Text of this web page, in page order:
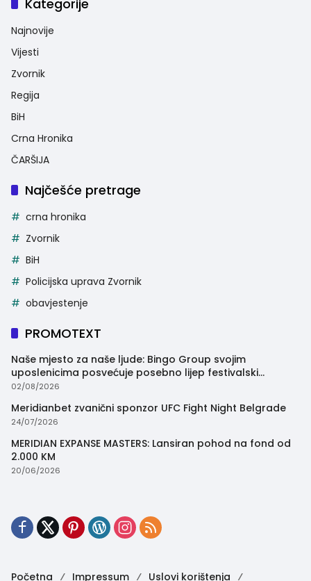
Kategorije
Najnovije
Vijesti
Zvornik
Regija
BiH
Crna Hronika
ČARŠIJA
Najčešće pretrage
crna hronika
Zvornik
BiH
Policijska uprava Zvornik
obavjestenje
PROMOTEXT
Naše mjesto za naše ljude: Bingo Group svojim
uposlenicima posvećuje posebno lijep festivalski
trenutak
02/08/2026
Meridianbet zvanični sponzor UFC Fight Night Belgrade
24/07/2026
MERIDIAN EXPANSE MASTERS: Lansiran pohod na fond od
2.000 KM
20/06/2026
Početna Impressum Uslovi korištenja